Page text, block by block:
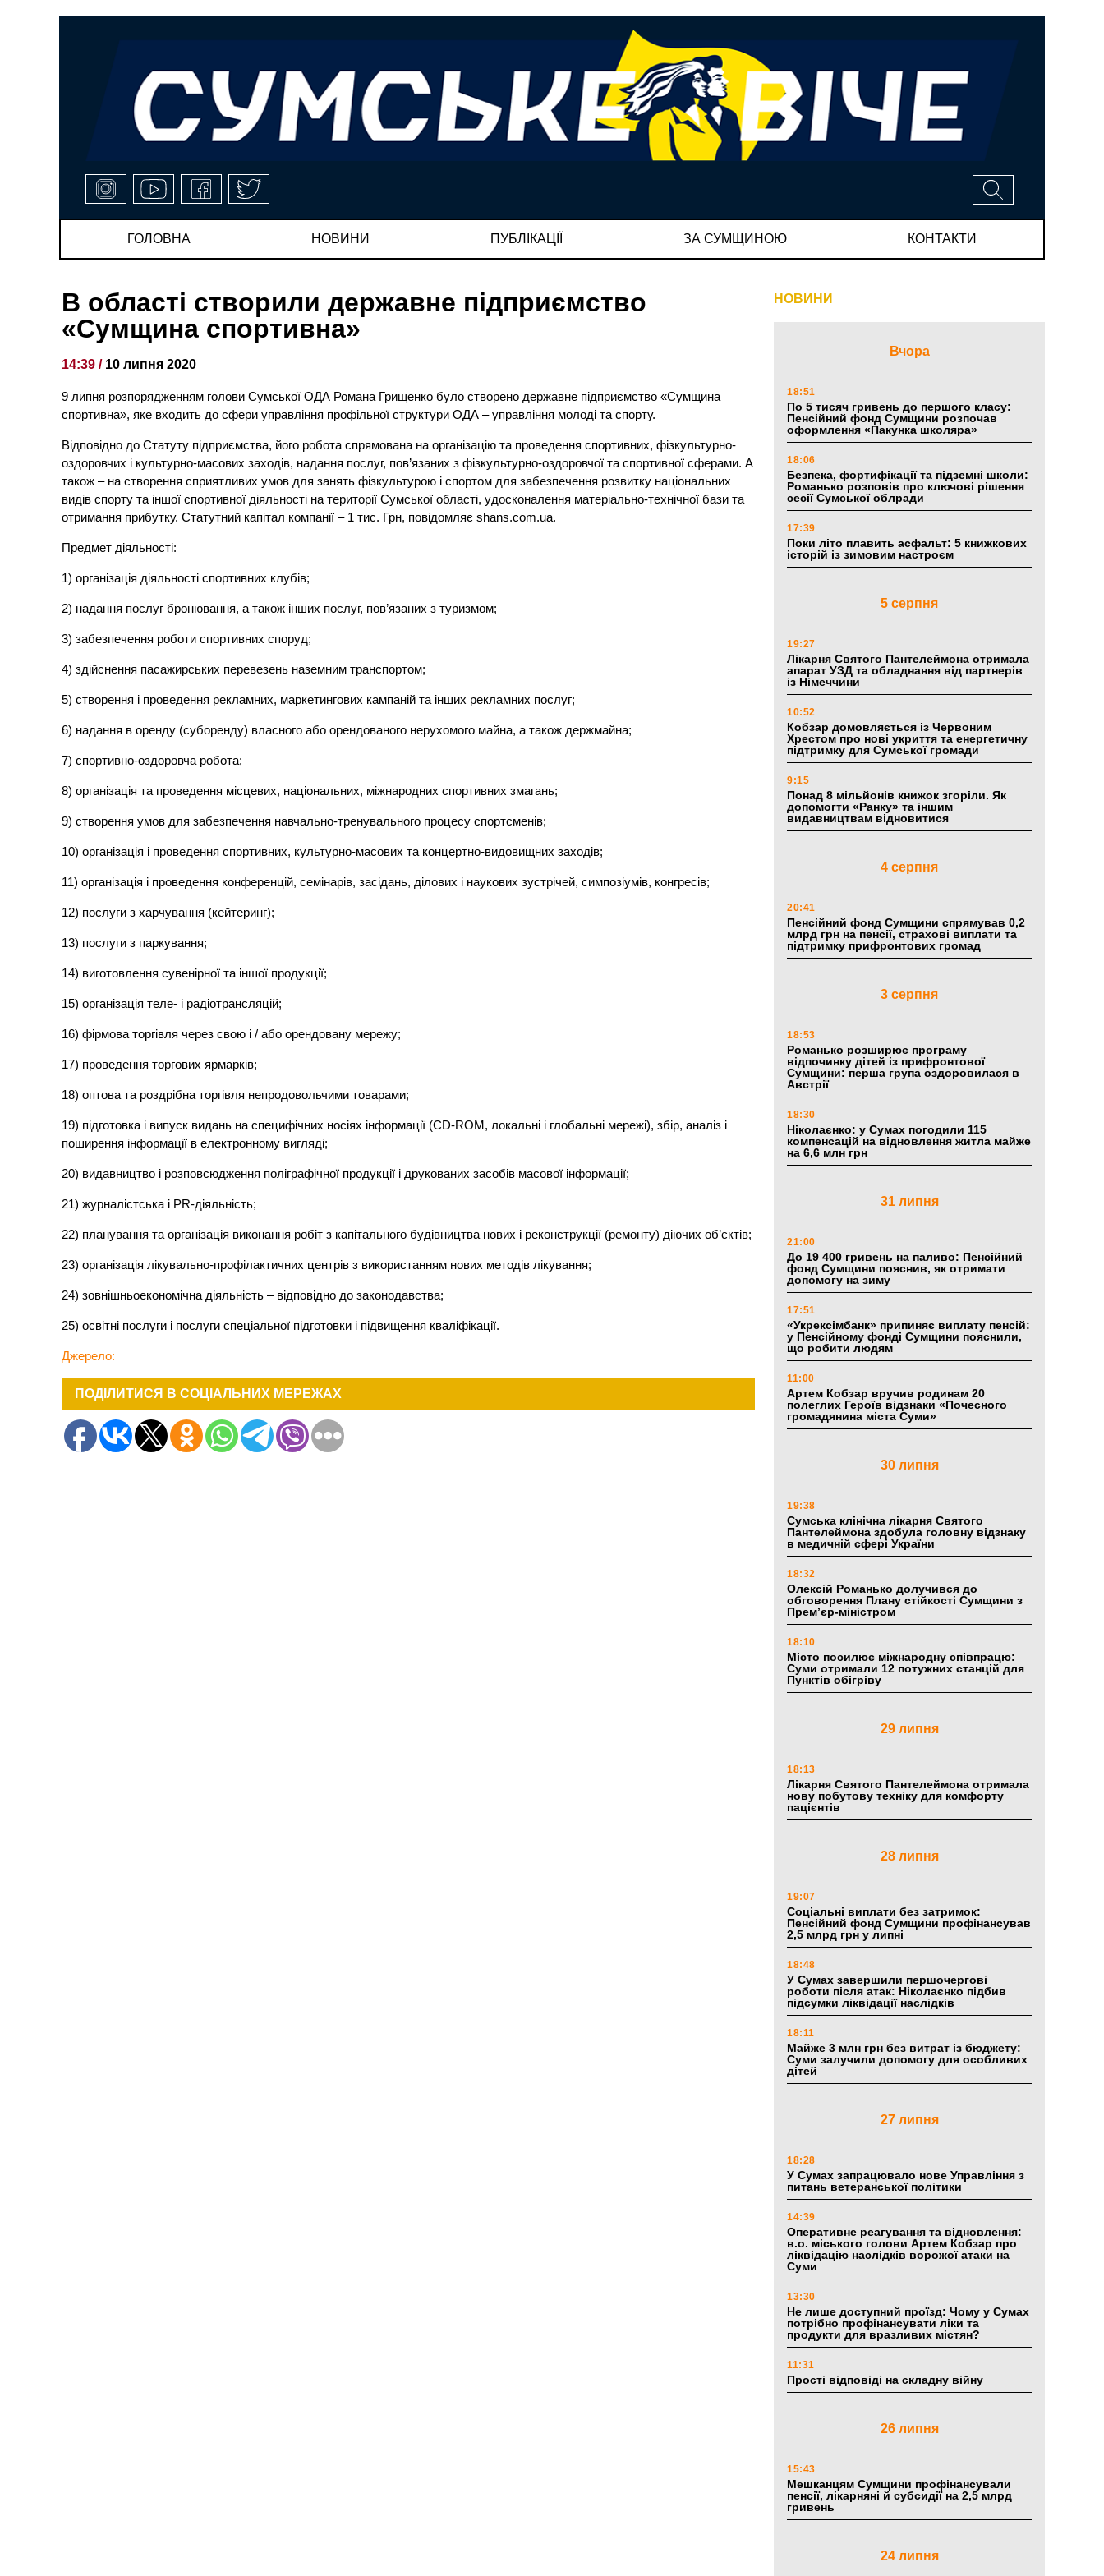
ГОЛОВНА НОВИНИ ПУБЛІКАЦІЇ ЗА СУМЩИНОЮ КОНТАКТИ
В області створили державне підприємство
«Сумщина спортивна»
14:39 / 10 липня 2020
9 липня розпорядженням голови Сумської ОДА Романа Грищенко було створено державне підприємство «Сумщина
спортивна», яке входить до сфери управління профільної структури ОДА – управління молоді та спорту.
Відповідно до Статуту підприємства, його робота спрямована на організацію та проведення спортивних, фізкультурно-
оздоровчих і культурно-масових заходів, надання послуг, пов’язаних з фізкультурно-оздоровчої та спортивної сферами. А
також – на створення сприятливих умов для занять фізкультурою і спортом для забезпечення розвитку національних
видів спорту та іншої спортивної діяльності на території Сумської області, удосконалення матеріально-технічної бази та
отримання прибутку. Статутний капітал компанії – 1 тис. Грн, повідомляє shans.com.ua.
Предмет діяльності:
1) організація діяльності спортивних клубів;
2) надання послуг бронювання, а також інших послуг, пов’язаних з туризмом;
3) забезпечення роботи спортивних споруд;
4) здійснення пасажирських перевезень наземним транспортом;
5) створення і проведення рекламних, маркетингових кампаній та інших рекламних послуг;
6) надання в оренду (суборенду) власного або орендованого нерухомого майна, а також держмайна;
7) спортивно-оздоровча робота;
8) організація та проведення місцевих, національних, міжнародних спортивних змагань;
9) створення умов для забезпечення навчально-тренувального процесу спортсменів;
10) організація і проведення спортивних, культурно-масових та концертно-видовищних заходів;
11) організація і проведення конференцій, семінарів, засідань, ділових і наукових зустрічей, симпозіумів, конгресів;
12) послуги з харчування (кейтеринг);
13) послуги з паркування;
14) виготовлення сувенірної та іншої продукції;
15) організація теле- і радіотрансляцій;
16) фірмова торгівля через свою і / або орендовану мережу;
17) проведення торгових ярмарків;
18) оптова та роздрібна торгівля непродовольчими товарами;
19) підготовка і випуск видань на специфічних носіях інформації (CD-ROM, локальні і глобальні мережі), збір, аналіз і
поширення інформації в електронному вигляді;
20) видавництво і розповсюдження поліграфічної продукції і друкованих засобів масової інформації;
21) журналістська і РR-діяльність;
22) планування та організація виконання робіт з капітального будівництва нових і реконструкції (ремонту) діючих об’єктів;
23) організація лікувально-профілактичних центрів з використанням нових методів лікування;
24) зовнішньоекономічна діяльність – відповідно до законодавства;
25) освітні послуги і послуги спеціальної підготовки і підвищення кваліфікації.
Джерело:
ПОДІЛИТИСЯ В СОЦІАЛЬНИХ МЕРЕЖАХ
НОВИНИ
Вчора
18:51
По 5 тисяч гривень до першого класу:
Пенсійний фонд Сумщини розпочав
оформлення «Пакунка школяра»
18:06
Безпека, фортифікації та підземні школи:
Романько розповів про ключові рішення
сесії Сумської облради
17:39
Поки літо плавить асфальт: 5 книжкових
історій із зимовим настроєм
5 серпня
19:27
Лікарня Святого Пантелеймона отримала
апарат УЗД та обладнання від партнерів
із Німеччини
10:52
Кобзар домовляється із Червоним
Хрестом про нові укриття та енергетичну
підтримку для Сумської громади
9:15
Понад 8 мільйонів книжок згоріли. Як
допомогти «Ранку» та іншим
видавництвам відновитися
4 серпня
20:41
Пенсійний фонд Сумщини спрямував 0,2
млрд грн на пенсії, страхові виплати та
підтримку прифронтових громад
3 серпня
18:53
Романько розширює програму
відпочинку дітей із прифронтової
Сумщини: перша група оздоровилася в
Австрії
18:30
Ніколаєнко: у Сумах погодили 115
компенсацій на відновлення житла майже
на 6,6 млн грн
31 липня
21:00
До 19 400 гривень на паливо: Пенсійний
фонд Сумщини пояснив, як отримати
допомогу на зиму
17:51
«Укрексімбанк» припиняє виплату пенсій:
у Пенсійному фонді Сумщини пояснили,
що робити людям
11:00
Артем Кобзар вручив родинам 20
полеглих Героїв відзнаки «Почесного
громадянина міста Суми»
30 липня
19:38
Сумська клінічна лікарня Святого
Пантелеймона здобула головну відзнаку
в медичній сфері України
18:32
Олексій Романько долучився до
обговорення Плану стійкості Сумщини з
Прем’єр-міністром
18:10
Місто посилює міжнародну співпрацю:
Суми отримали 12 потужних станцій для
Пунктів обігріву
29 липня
18:13
Лікарня Святого Пантелеймона отримала
нову побутову техніку для комфорту
пацієнтів
28 липня
19:07
Соціальні виплати без затримок:
Пенсійний фонд Сумщини профінансував
2,5 млрд грн у липні
18:48
У Сумах завершили першочергові
роботи після атак: Ніколаєнко підбив
підсумки ліквідації наслідків
18:11
Майже 3 млн грн без витрат із бюджету:
Суми залучили допомогу для особливих
дітей
27 липня
18:28
У Сумах запрацювало нове Управління з
питань ветеранської політики
14:39
Оперативне реагування та відновлення:
в.о. міського голови Артем Кобзар про
ліквідацію наслідків ворожої атаки на
Суми
13:30
Не лише доступний проїзд: Чому у Сумах
потрібно профінансувати ліки та
продукти для вразливих містян?
11:31
Прості відповіді на складну війну
26 липня
15:43
Мешканцям Сумщини профінансували
пенсії, лікарняні й субсидії на 2,5 млрд
гривень
24 липня